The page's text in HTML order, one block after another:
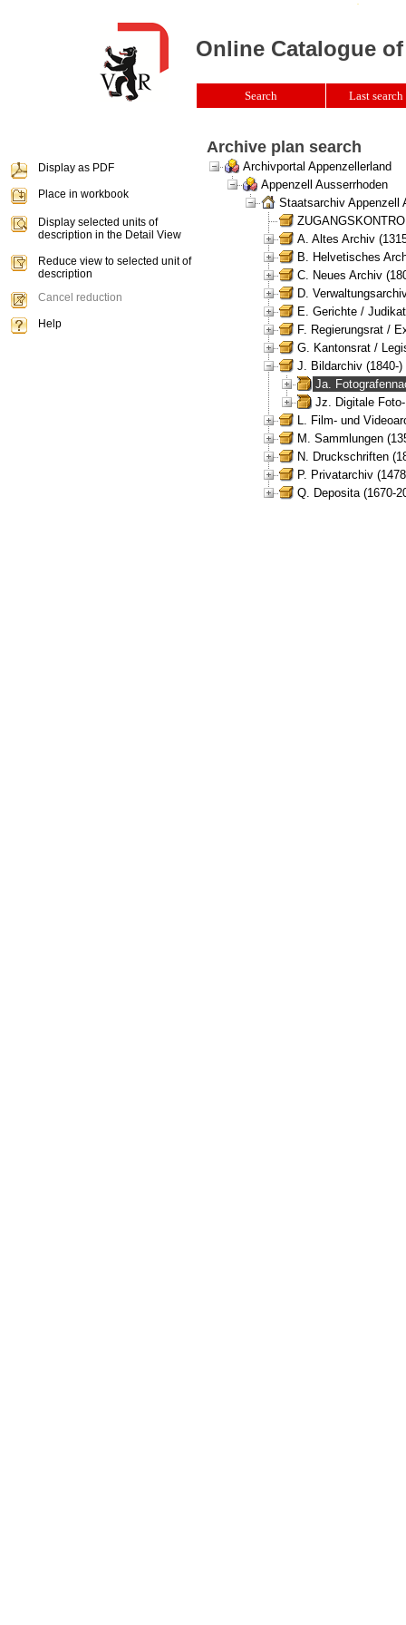
Archive plan search
Archivportal Appenzellerland
Appenzell Ausserrhoden
Staatsarchiv Appenzell
A. Altes Archiv
B. Helvetisches
C. Neues Archiv
D.
E. Gerichte /
F. Regierungsrat /
G. Kantonsrat /
J. Bildarchiv (1840-)
Ja.
Jz. Digitale
L. Film- und
M. Sammlungen
N. Druckschriften
P. Privatarchiv
Q. Deposita (1670-
Online Catalogue
Search Last
Display as PDF
Place in workbook
Display selected units of
description in the Detail View
Reduce view to selected unit of
description
Cancel reduction
Help